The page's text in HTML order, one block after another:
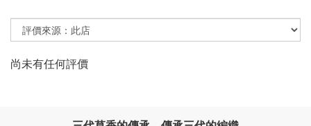
尚未有任何評價